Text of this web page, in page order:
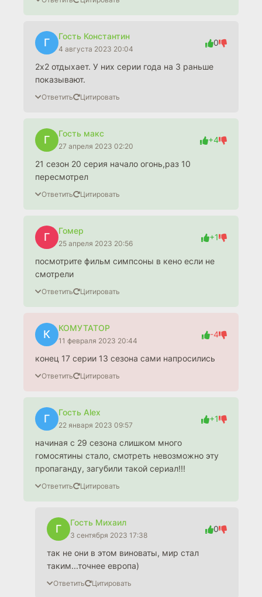
Г
Гость Константин
4 августа 2023 20:04
0
2х2 отдыхает. У них серии года на 3 раньше
показывают.
Ответить Цитировать
Г
Гость макс
27 апреля 2023 02:20
+4
21 сезон 20 серия начало огонь,раз 10
пересмотрел
Ответить Цитировать
Г
Гомер
25 апреля 2023 20:56
+1
посмотрите фильм симпсоны в кено если не
смотрели
Ответить Цитировать
К
КОМУТАТОР
11 февраля 2023 20:44
-4
конец 17 серии 13 сезона сами напросились
Ответить Цитировать
Г
Гость Alex
22 января 2023 09:57
+1
начиная с 29 сезона слишком много
гомосятины стало, смотреть невозможно эту
пропаганду, загубили такой сериал!!!
Ответить Цитировать
Г
Гость Михаил
3 сентября 2023 17:38
0
так не они в этом виноваты, мир стал
таким...точнее европа)
Ответить Цитировать